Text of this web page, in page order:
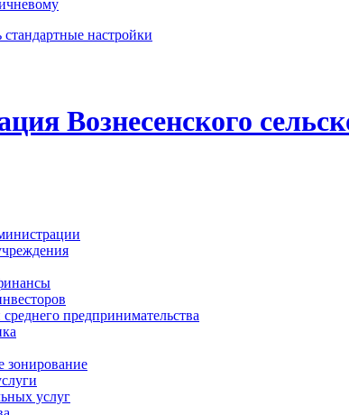
стандартные настройки
Вознесенского
предпринимательства
зонирование
услуг